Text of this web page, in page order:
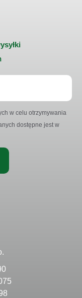
w celu otrzymywania
dostępne jest w